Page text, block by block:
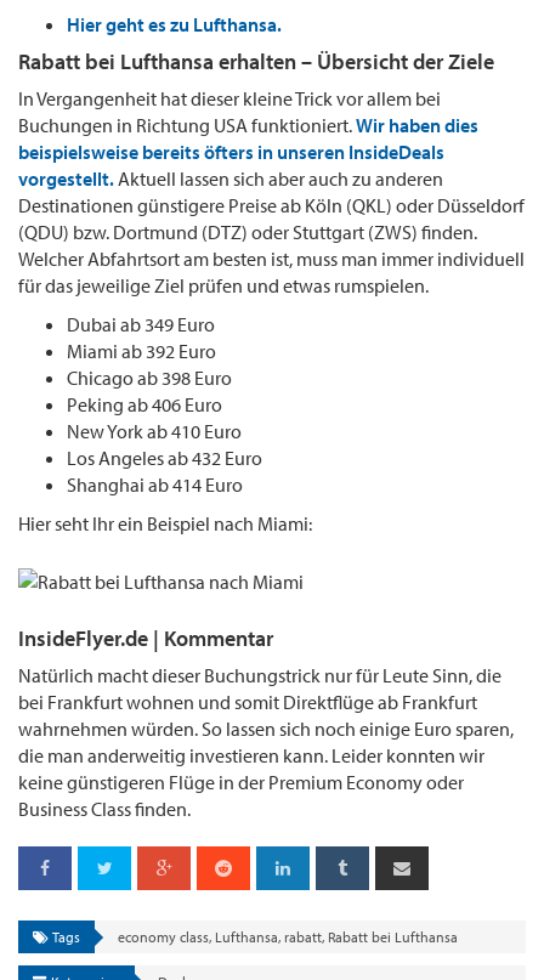
Hier geht es zu Lufthansa.
Rabatt bei Lufthansa erhalten – Übersicht der Ziele
In Vergangenheit hat dieser kleine Trick vor allem bei
Buchungen in Richtung USA funktioniert.Wir haben dies
beispielsweise bereits öfters in unseren InsideDeals
vorgestellt.Aktuell lassen sich aber auch zu anderen
Destinationen günstigere Preise ab Köln (QKL) oder Düsseldorf
(QDU) bzw. Dortmund (DTZ) oder Stuttgart (ZWS) finden.
Welcher Abfahrtsort am besten ist, muss man immer individuell
für das jeweilige Ziel prüfen und etwas rumspielen.
Dubai ab 349 Euro
Miami ab 392 Euro
Chicago ab 398 Euro
Peking ab 406 Euro
New York ab 410 Euro
Los Angeles ab 432 Euro
Shanghai ab 414 Euro
Hier seht Ihr ein Beispiel nach Miami:
InsideFlyer.de | Kommentar
Natürlich macht dieser Buchungstrick nur für Leute Sinn, die
bei Frankfurt wohnen und somit Direktflüge ab Frankfurt
wahrnehmen würden. So lassen sich noch einige Euro sparen,
die man anderweitig investieren kann. Leider konnten wir
keine günstigeren Flüge in der Premium Economy oder
Business Class finden.
Tags economy class, Lufthansa, rabatt, Rabatt bei Lufthansa